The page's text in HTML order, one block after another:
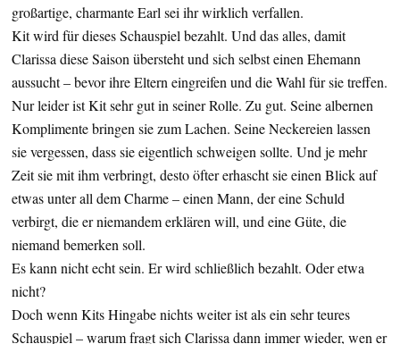
großartige, charmante Earl sei ihr wirklich verfallen.
Kit wird für dieses Schauspiel bezahlt. Und das alles, damit
Clarissa diese Saison übersteht und sich selbst einen Ehemann
aussucht – bevor ihre Eltern eingreifen und die Wahl für sie treffen.
Nur leider ist Kit sehr gut in seiner Rolle. Zu gut. Seine albernen
Komplimente bringen sie zum Lachen. Seine Neckereien lassen
sie vergessen, dass sie eigentlich schweigen sollte. Und je mehr
Zeit sie mit ihm verbringt, desto öfter erhascht sie einen Blick auf
etwas unter all dem Charme – einen Mann, der eine Schuld
verbirgt, die er niemandem erklären will, und eine Güte, die
niemand bemerken soll.
Es kann nicht echt sein. Er wird schließlich bezahlt. Oder etwa
nicht?
Doch wenn Kits Hingabe nichts weiter ist als ein sehr teures
Schauspiel – warum fragt sich Clarissa dann immer wieder, wen er